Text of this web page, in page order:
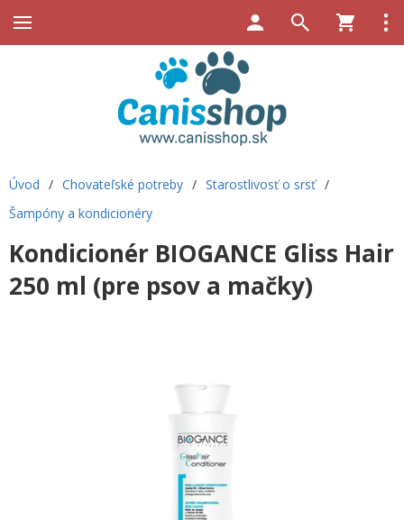
Úvod / Chovateľské potreby / Starostlivosť o srsť /
Šampóny a kondicionéry
Kondicionér BIOGANCE Gliss Hair
250 ml (pre psov a mačky)